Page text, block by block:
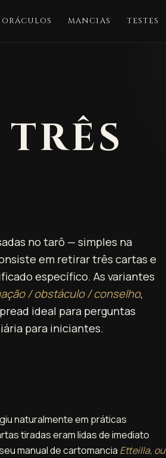
ORÁCULOS MANCIAS TESTES
no tarô — simples na
em retirar três cartas e
específico. As variantes
/ obstáculo / conselho,
ideal para perguntas
para iniciantes.
naturalmente em práticas
tiradas eram lidas de imediato
manual de cartomancia Etteilla, ou